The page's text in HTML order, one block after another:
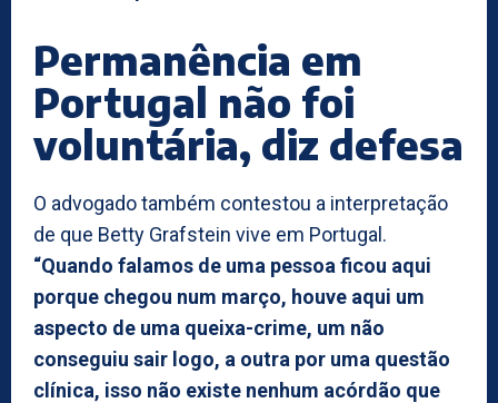
Permanência em
Portugal não foi
voluntária, diz defesa
O advogado também contestou a interpretação
de que Betty Grafstein vive em Portugal.
“Quando falamos de uma pessoa ficou aqui
porque chegou num março, houve aqui um
aspecto de uma queixa-crime, um não
conseguiu sair logo, a outra por uma questão
clínica, isso não existe nenhum acórdão que